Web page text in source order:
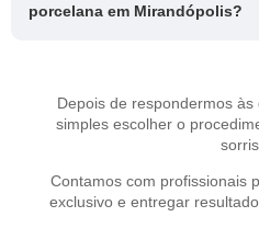
porcelana em Mirandópolis?
Depois de respondermos
simples escolher o
Contamos com profissionais
exclusivo e entregar